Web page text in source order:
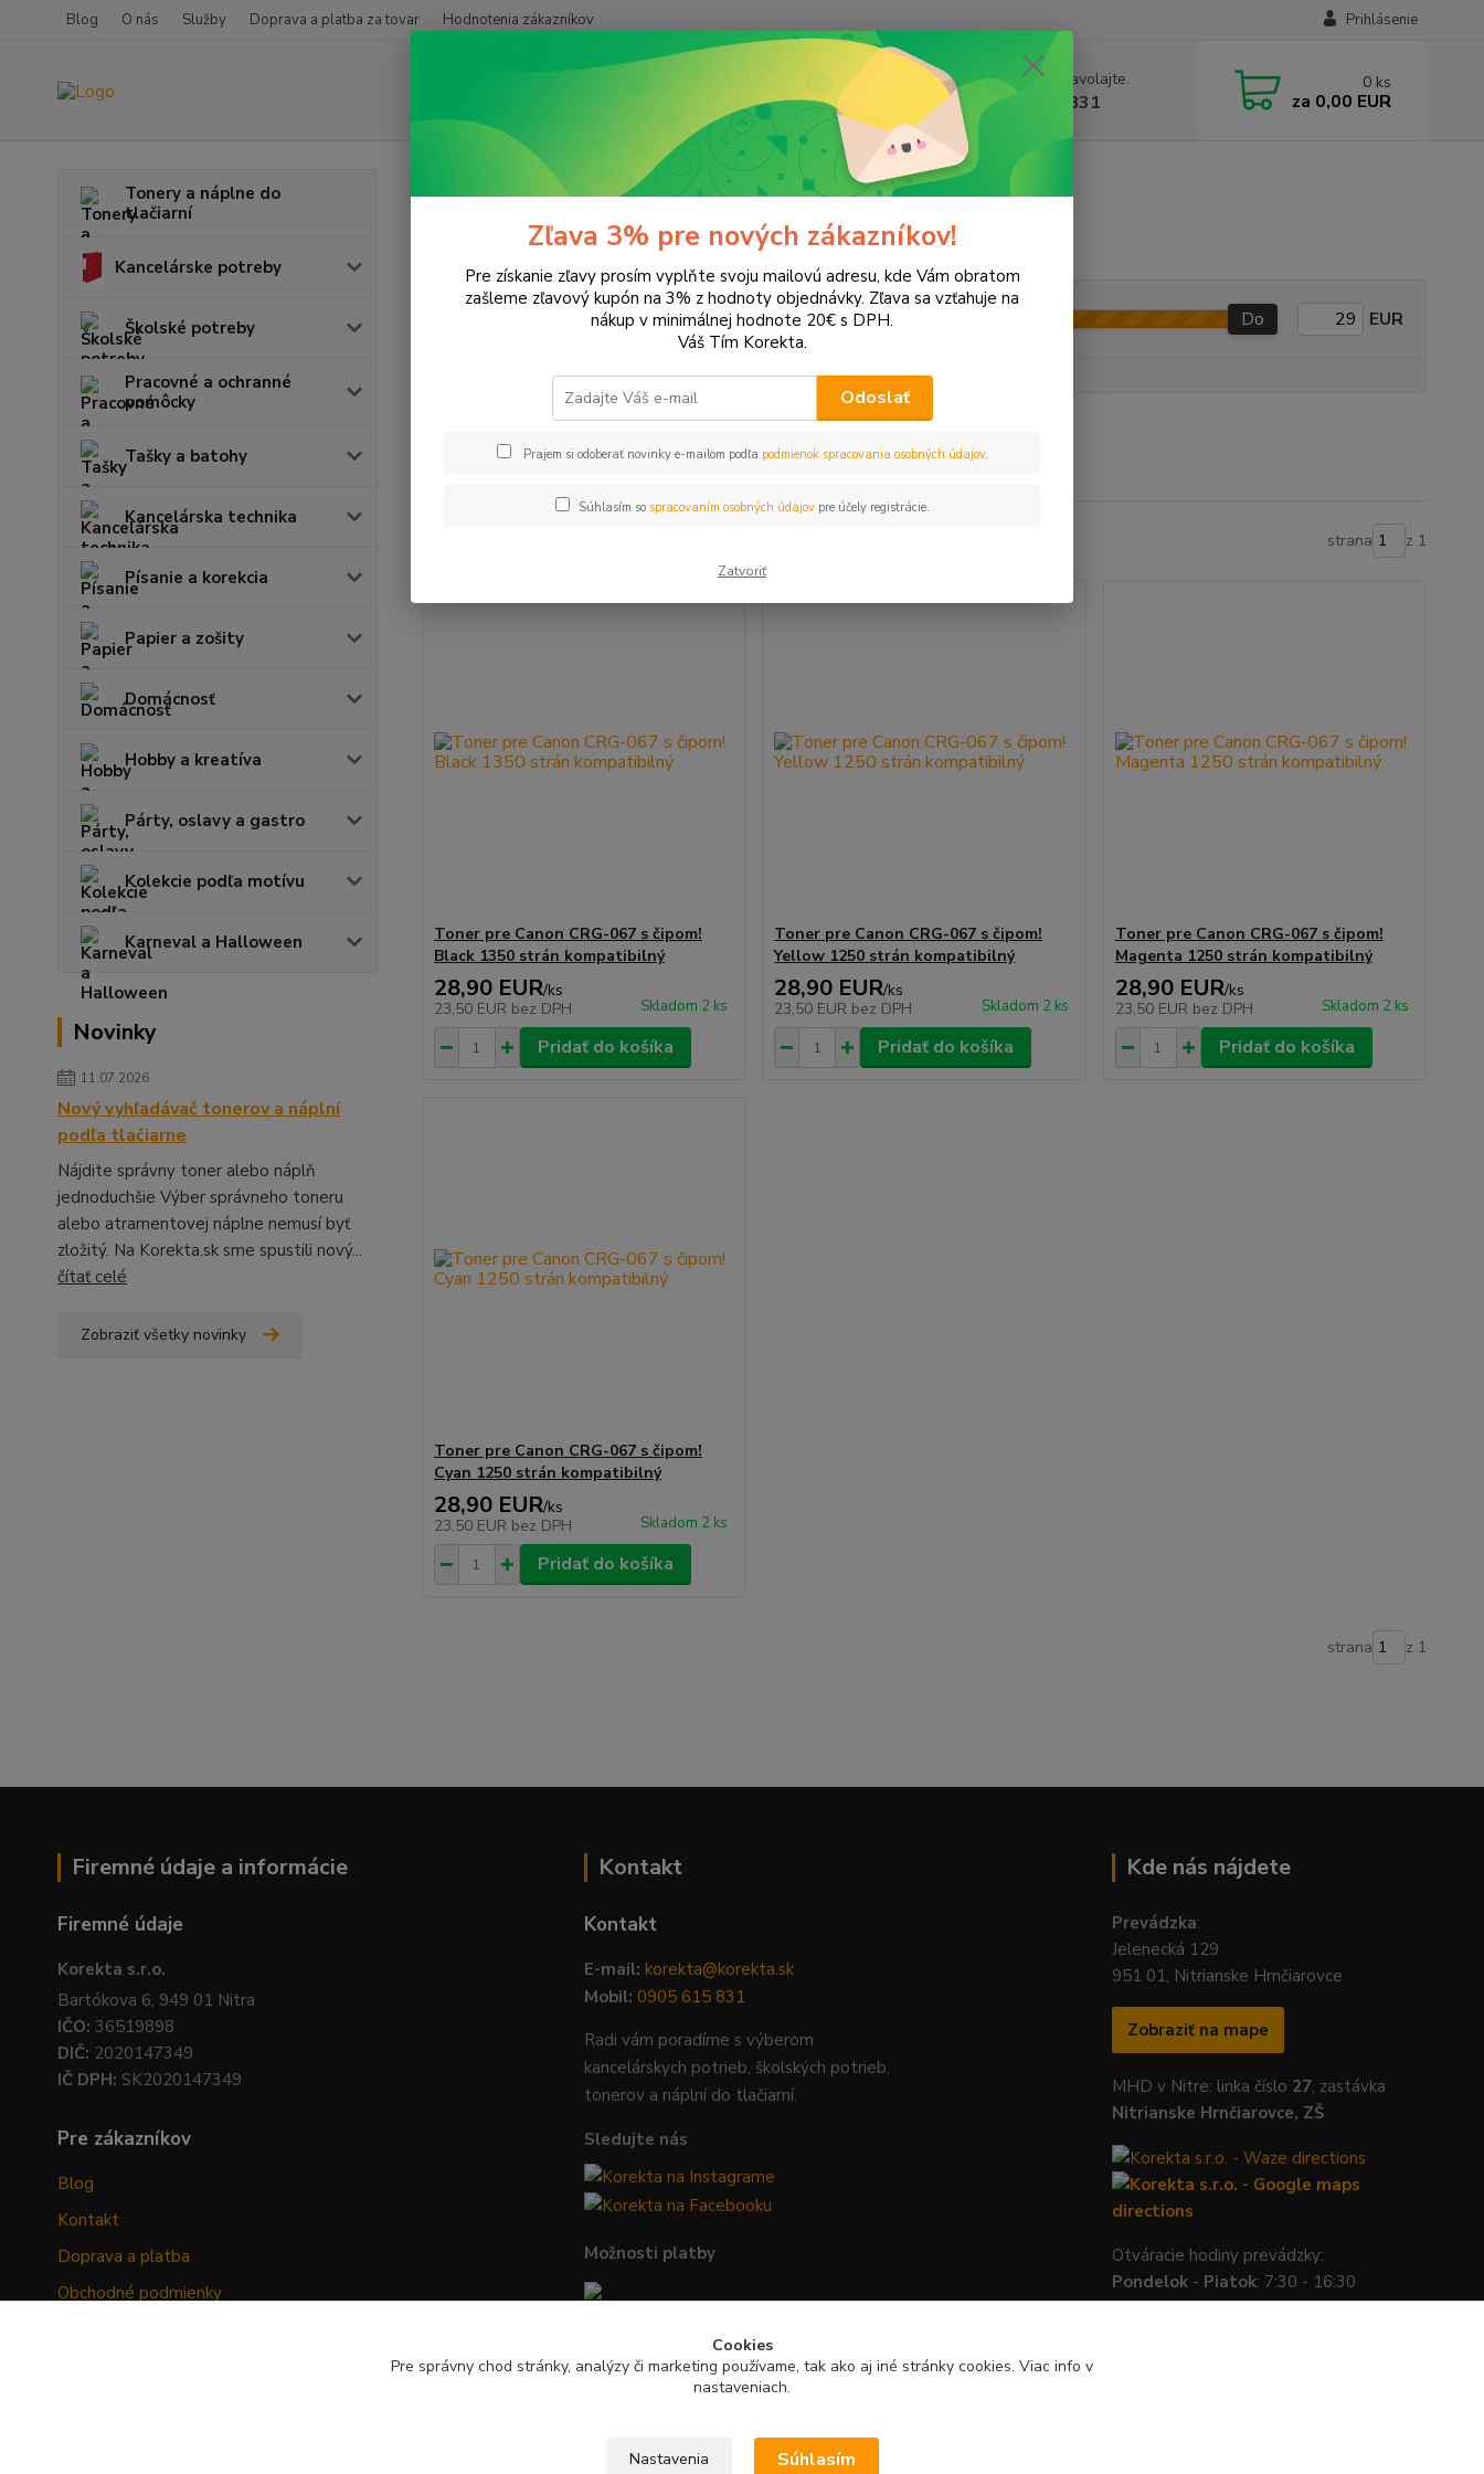
Blog O nás Služby Doprava a platba za tovar Hodnotenia zákazníkov Prihlásenie
Neviete si rady? Zavolajte.
+421 905 615 831
0 ks
za 0,00 EUR
Tonery a náplne do
tlačiarní
Kancelárske potreby
Školské potreby
Pracovné a ochranné
pomôcky
Tašky a batohy
Kancelárska technika
Písanie a korekcia
Papier a zošity
Domácnosť
Hobby a kreatíva
Párty, oslavy a gastro
Kolekcie podľa motívu
Karneval a Halloween
Novinky
11.07.2026
Nový vyhľadávač tonerov a náplní
podľa tlačiarne
Nájdite správny toner alebo náplň
jednoduchšie Výber správneho toneru
alebo atramentovej náplne nemusí byť
zložitý. Na Korekta.sk sme spustili nový...
čítať celé
Zobraziť všetky novinky
Tonery a náplne do tlačiarní Canon i-Sensys MF 655Cdw
i-Sensys MF 655Cdw
EUR Od Do EUR
strana z 1
Toner pre Canon CRG-067 s čipom!
Black 1350 strán kompatibilný
28,90 EUR/ks
23,50 EUR bez DPH Skladom 2 ks
Pridať do košíka
Toner pre Canon CRG-067 s čipom!
Yellow 1250 strán kompatibilný
28,90 EUR/ks
23,50 EUR bez DPH Skladom 2 ks
Pridať do košíka
Toner pre Canon CRG-067 s čipom!
Magenta 1250 strán kompatibilný
28,90 EUR/ks
23,50 EUR bez DPH Skladom 2 ks
Pridať do košíka
Toner pre Canon CRG-067 s čipom!
Cyan 1250 strán kompatibilný
28,90 EUR/ks
23,50 EUR bez DPH Skladom 2 ks
Pridať do košíka
strana z 1
Firemné údaje a informácie
Firemné údaje
Korekta s.r.o.
Bartókova 6, 949 01 Nitra
IČO: 36519898
DIČ: 2020147349
IČ DPH: SK2020147349
Pre zákazníkov
Blog
Kontakt
Doprava a platba
Obchodné podmienky
Kontakt
Kontakt
E-mail: korekta@korekta.sk
Mobil: 0905 615 831
Radi vám poradíme s výberom
kancelárskych potrieb, školských potrieb,
tonerov a náplní do tlačiarní.
Sledujte nás
Možnosti platby
Bezpečná platba kartou, Google Pay,
Apple Pay a bankovým prevodom.
Kde nás nájdete
Prevádzka:
Jelenecká 129
951 01, Nitrianske Hrnčiarovce
Zobraziť na mape
MHD v Nitre: linka číslo 27, zastávka
Nitrianske Hrnčiarovce, ZŠ
Otváracie hodiny prevádzky:
Pondelok - Piatok: 7:30 - 16:30
Zľava 3% pre nových zákazníkov!
Pre získanie zľavy prosím vyplňte svoju mailovú adresu, kde Vám obratom
zašleme zľavový kupón na 3% z hodnoty objednávky. Zľava sa vzťahuje na
nákup v minimálnej hodnote 20€ s DPH.
Váš Tím Korekta.
Odoslať
Prajem si odoberať novinky e-mailom podľa podmienok spracovania osobných údajov.
Súhlasím so spracovaním osobných údajovpre účely registrácie.
Zatvoriť
Cookies
Pre správny chod stránky, analýzy či marketing používame, tak ako aj iné stránky cookies. Viac info v
nastaveniach.
Nastavenia Súhlasím